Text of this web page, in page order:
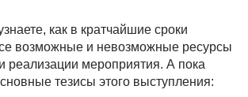
как в кратчайшие сроки
возможные и невозможные ресурсы
реализации мероприятия. А пока
тезисы этого выступления: